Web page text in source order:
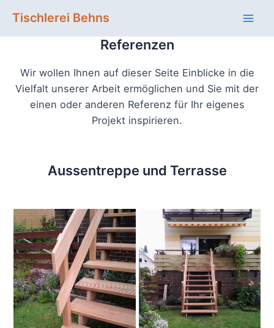
Inhalt
springen
Tischlerei Behns
Referenzen
Wir wollen Ihnen auf dieser Seite Einblicke in die
Vielfalt unserer Arbeit ermöglichen und Sie mit der
einen oder anderen Referenz für Ihr eigenes
Projekt inspirieren.
Aussentreppe und Terrasse